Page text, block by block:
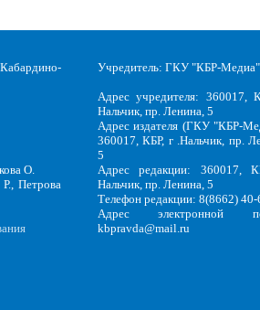
О.
Петрова
Учредитель: ГКУ "КБР-Медиа"
Адрес учредителя: 360017,
Нальчик, пр. Ленина, 5
Адрес издателя (ГКУ "КБР-
360017, КБР, г .Нальчик, пр.
5
Адрес редакции: 360017,
Нальчик, пр. Ленина, 5
Телефон редакции: 8(8662)
Адрес электронной
kbpravda@mail.ru